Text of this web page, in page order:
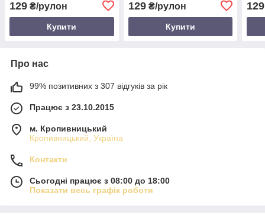
129 ₴/рулон
Купити
129₴/рулон
Купити
129
Про нас
99% позитивних з 307 відгуків за рік
Працює з 23.10.2015
м. Кропивницький
Кропивницький, Україна
Контакти
Сьогодні працює з 08:00 до 18:00
Показати весь графік роботи